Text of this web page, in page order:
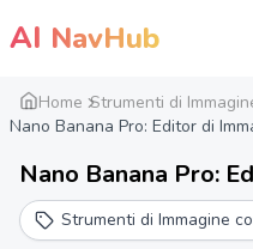
AI NavHub
Home Strumenti di
Nano Banana Pro: Editor di
Nano Banana Pro:
Gratuito - Visuali 4K
Strumenti di Immagine